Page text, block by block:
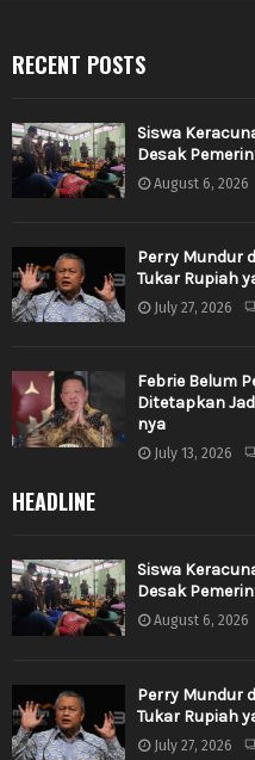
RECENT POSTS
Siswa
Desak
August 6, 2026
Perry Mundur
Tukar Rupiah
July 27, 2026
Febrie Belum
Ditetapkan
nya
July 13, 2026
HEADLINE
Siswa
Desak
August 6, 2026
Perry Mundur
Tukar Rupiah
July 27, 2026